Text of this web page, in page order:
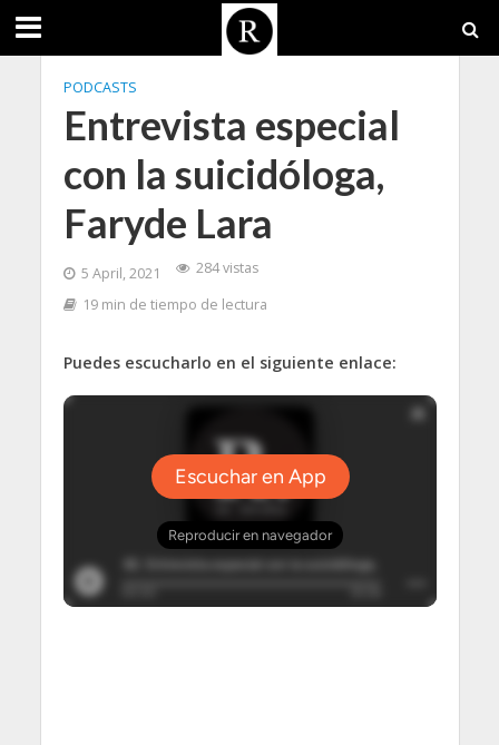
PODCASTS
Entrevista especial
con la suicidóloga,
Faryde Lara
5 April, 2021
284 vistas
19 min de tiempo de lectura
Puedes escucharlo en el siguiente enlace: